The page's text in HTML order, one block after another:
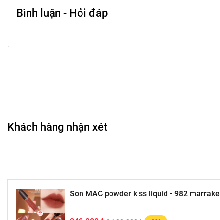
Bình luận - Hỏi đáp
Khách hàng nhận xét
Son MAC powder kiss liquid - 982